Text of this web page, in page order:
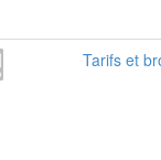
Tarifs et